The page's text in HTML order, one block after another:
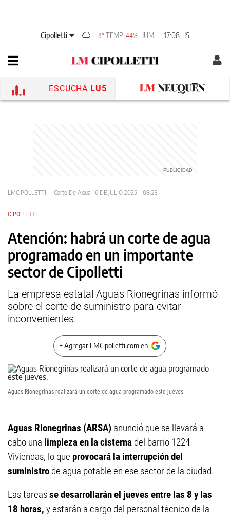
Cipolletti 8°TEMP 44% HUM 17:08 HS
ESCUCHÁ LU5
LMCIPOLLETTI Corte De Agua 16 DE JULIO 2025 - 08:23
CIPOLLETTI
Atención: habrá un corte de agua
programado en un importante
sector de Cipolletti
La empresa estatal Aguas Rionegrinas informó
sobre el corte de suministro para evitar
inconvenientes.
+ Agregar LMCipolletti.com en
Aguas Rionegrinas realizará un corte de agua programado este jueves.
Aguas Rionegrinas (ARSA) anunció que se llevará a
cabo una limpieza en la cisterna del barrio 1224
Viviendas, lo que provocará la interrupción del
suministro de agua potable en ese sector de la ciudad.
Las tareasse desarrollarán el jueves entre las 8 y las
18 horas, y estarán a cargo del personal técnico de la